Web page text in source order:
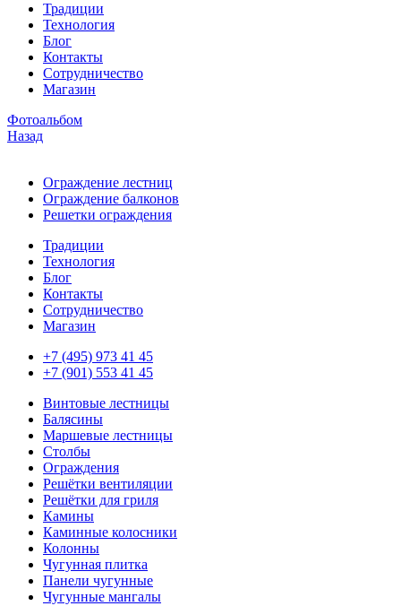
Традиции
Технология
Блог
Контакты
Сотрудничество
Магазин
Фотоальбом
Назад
Ограждение лестниц
Ограждение балконов
Решетки ограждения
Традиции
Технология
Блог
Контакты
Сотрудничество
Магазин
+7 (495) 973 41 45
+7 (901) 553 41 45
Винтовые лестницы
Балясины
Маршевые лестницы
Столбы
Ограждения
Решётки вентиляции
Решётки для гриля
Камины
Каминные колосники
Колонны
Чугунная плитка
Панели чугунные
Чугунные мангалы